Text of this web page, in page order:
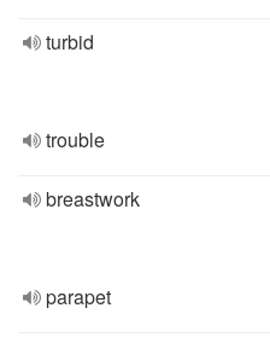
turbid
trouble
breastwork
parapet